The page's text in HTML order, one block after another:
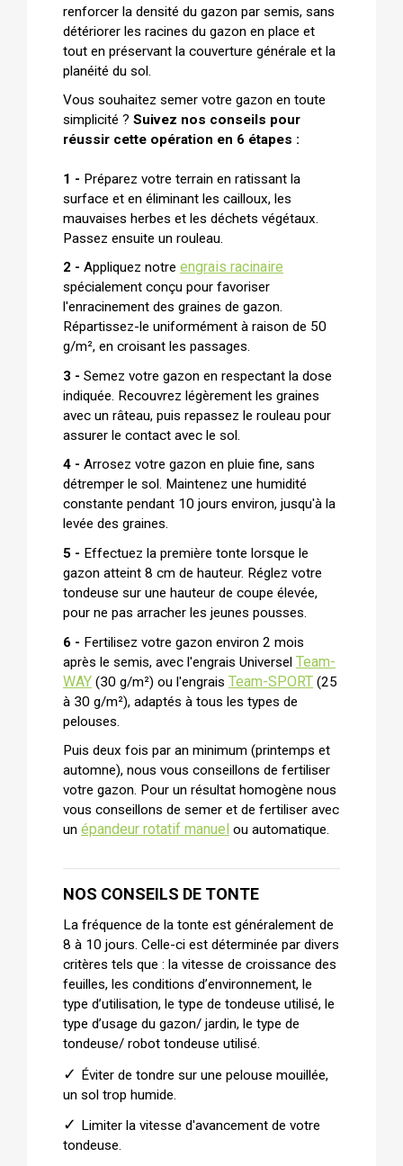
renforcer la densité du gazon par semis, sans
détériorer les racines du gazon en place et
tout en préservant la couverture générale et la
planéité du sol.
Vous souhaitez semer votre gazon en toute
simplicité ? Suivez nos conseils pour
réussir cette opération en 6 étapes :
1 - Préparez votre terrain en ratissant la
surface et en éliminant les cailloux, les
mauvaises herbes et les déchets végétaux.
Passez ensuite un rouleau.
2 - Appliquez notre engrais racinaire
spécialement conçu pour favoriser
l'enracinement des graines de gazon.
Répartissez-le uniformément à raison de 50
g/m², en croisant les passages.
3 - Semez votre gazon en respectant la dose
indiquée. Recouvrez légèrement les graines
avec un râteau, puis repassez le rouleau pour
assurer le contact avec le sol.
4 - Arrosez votre gazon en pluie fine, sans
détremper le sol. Maintenez une humidité
constante pendant 10 jours environ, jusqu'à la
levée des graines.
5 - Effectuez la première tonte lorsque le
gazon atteint 8 cm de hauteur. Réglez votre
tondeuse sur une hauteur de coupe élevée,
pour ne pas arracher les jeunes pousses.
6 - Fertilisez votre gazon environ 2 mois
après le semis, avec l'engrais Universel Team-
WAY (30 g/m²) ou l'engrais Team-SPORT (25
à 30 g/m²), adaptés à tous les types de
pelouses.
Puis deux fois par an minimum (printemps et
automne), nous vous conseillons de fertiliser
votre gazon. Pour un résultat homogène nous
vous conseillons de semer et de fertiliser avec
un épandeur rotatif manuel ou automatique.
NOS CONSEILS DE TONTE
La fréquence de la tonte est généralement de
8 à 10 jours. Celle-ci est déterminée par divers
critères tels que : la vitesse de croissance des
feuilles, les conditions d’environnement, le
type d’utilisation, le type de tondeuse utilisé, le
type d’usage du gazon/ jardin, le type de
tondeuse/ robot tondeuse utilisé.
✓ Éviter de tondre sur une pelouse mouillée,
un sol trop humide.
✓
Limiter la vitesse d'avancement de votre
tondeuse.